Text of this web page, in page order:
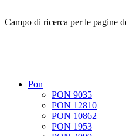
Campo di ricerca per le pagine
Pon
PON 9035
PON 12810
PON 10862
PON 1953